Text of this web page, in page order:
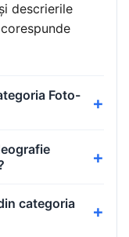
descrierile
Foto-
categoria